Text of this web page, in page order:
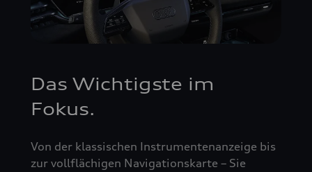
Das Wichtigste im
Fokus.
Von der klassischen Instrumentenanzeige bis
zur vollflächigen Navigationskarte – Sie